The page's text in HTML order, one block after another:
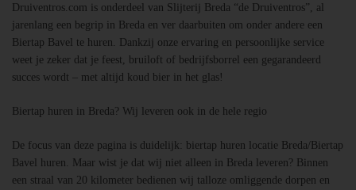
Druiventros.com is onderdeel van Slijterij Breda “de Druiventros”, al
jarenlang een begrip in Breda en ver daarbuiten om onder andere een
Biertap Bavel te huren. Dankzij onze ervaring en persoonlijke service
weet je zeker dat je feest, bruiloft of bedrijfsborrel een gegarandeerd
succes wordt – met altijd koud bier in het glas!
Biertap huren in Breda? Wij leveren ook in de hele regio
De focus van deze pagina is duidelijk: biertap huren locatie Breda/Biertap
Bavel huren. Maar wist je dat wij niet alleen in Breda leveren? Binnen
een straal van 20 kilometer bedienen wij talloze omliggende dorpen en